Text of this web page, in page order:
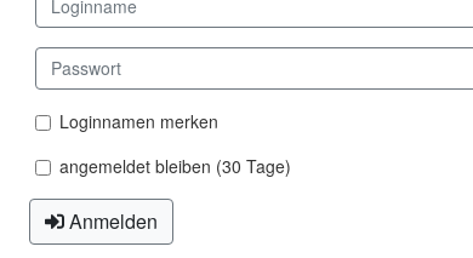
Loginnamen merken
angemeldet bleiben (30 Tage)
Anmelden